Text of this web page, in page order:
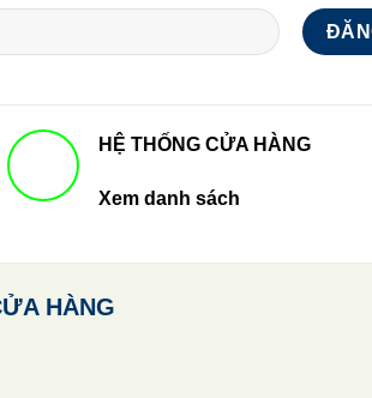
HỆ THỐNG CỬA HÀNG
Xem danh sách
HÀNG